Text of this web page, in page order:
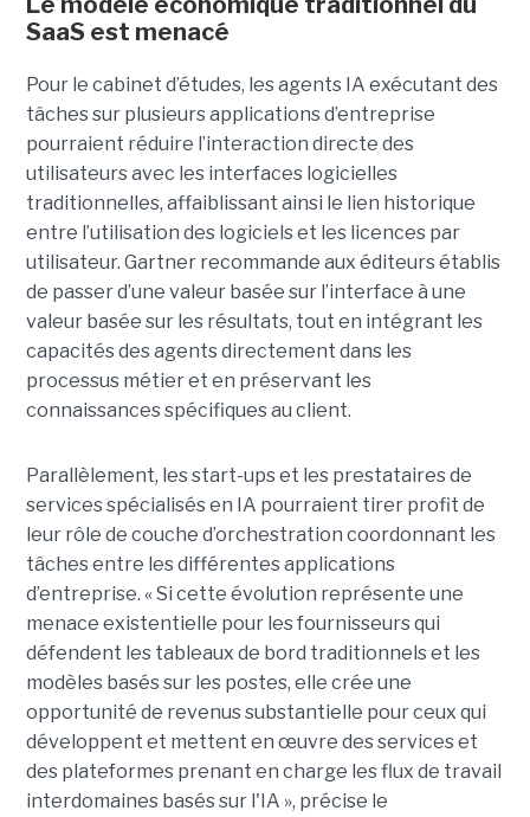
SaaS est menacé
Pour le cabinet d’études, les agents IA exécutant des
tâches sur plusieurs applications d’entreprise
pourraient réduire l’interaction directe des
utilisateurs avec les interfaces logicielles
traditionnelles, affaiblissant ainsi le lien historique
entre l’utilisation des logiciels et les licences par
utilisateur. Gartner recommande aux éditeurs établis
de passer d’une valeur basée sur l’interface à une
valeur basée sur les résultats, tout en intégrant les
capacités des agents directement dans les
processus métier et en préservant les
connaissances spécifiques au client.
Parallèlement, les start-ups et les prestataires de
services spécialisés en IA pourraient tirer profit de
leur rôle de couche d’orchestration coordonnant les
tâches entre les différentes applications
d’entreprise. « Si cette évolution représente une
menace existentielle pour les fournisseurs qui
défendent les tableaux de bord traditionnels et les
modèles basés sur les postes, elle crée une
opportunité de revenus substantielle pour ceux qui
développent et mettent en œuvre des services et
des plateformes prenant en charge les flux de travail
interdomaines basés sur l'IA », précise le